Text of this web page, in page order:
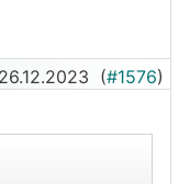
26.12.2023 (#1576)